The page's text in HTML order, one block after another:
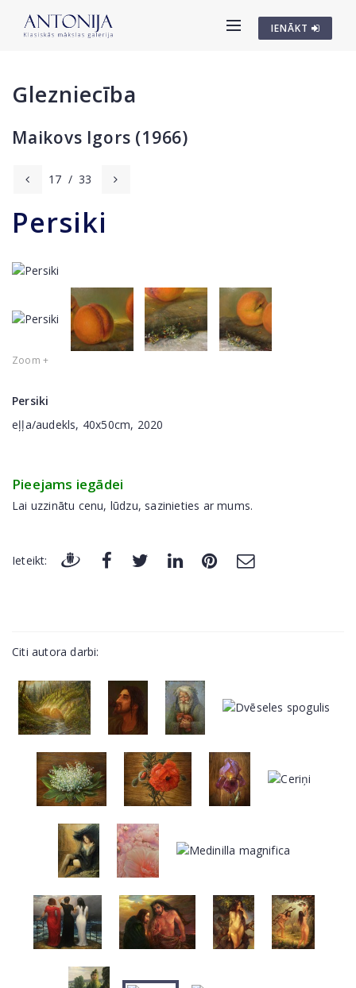
IENĀKT
Glezniecība
Maikovs Igors (1966)
17 / 33
Persiki
Zoom +
Persiki
eļļa/audekls, 40x50cm, 2020
Pieejams iegādei
Lai uzzinātu cenu, lūdzu, sazinieties ar mums.
Ieteikt:
Citi autora darbi: